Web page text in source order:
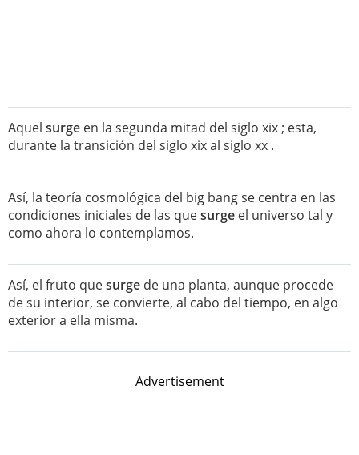
Aquel surge en la segunda mitad del siglo xix ; esta,
durante la transición del siglo xix al siglo xx .
Así, la teoría cosmológica del big bang se centra en las
condiciones iniciales de las quesurge el universo tal y
como ahora lo contemplamos.
Así, el fruto quesurge de una planta, aunque procede
de su interior, se convierte, al cabo del tiempo, en algo
exterior a ella misma.
Advertisement